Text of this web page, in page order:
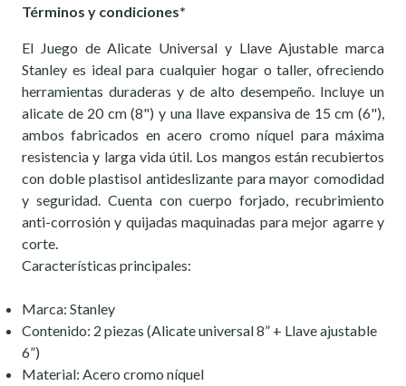
Términos y condiciones*
El Juego de Alicate Universal y Llave Ajustable marca
Stanley es ideal para cualquier hogar o taller, ofreciendo
herramientas duraderas y de alto desempeño. Incluye un
alicate de 20 cm (8") y una llave expansiva de 15 cm (6"),
ambos fabricados en acero cromo níquel para máxima
resistencia y larga vida útil. Los mangos están recubiertos
con doble plastisol antideslizante para mayor comodidad
y seguridad. Cuenta con cuerpo forjado, recubrimiento
anti-corrosión y quijadas maquinadas para mejor agarre y
corte.
Características principales:
Marca: Stanley
Contenido: 2 piezas (Alicate universal 8” + Llave ajustable
6”)
Material: Acero cromo níquel